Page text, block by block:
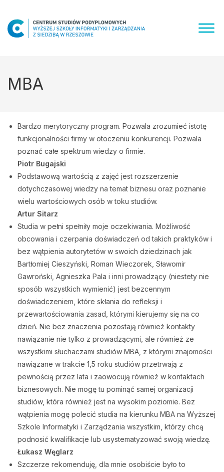
content
MBA
Bardzo merytoryczny program. Pozwala zrozumieć istotę
funkcjonalności firmy w otoczeniu konkurencji. Pozwala
poznać całe spektrum wiedzy o firmie.
Piotr Bugajski
Podstawową wartością z zajęć jest rozszerzenie
dotychczasowej wiedzy na temat biznesu oraz poznanie
wielu wartościowych osób w toku studiów.
Artur Sitarz
Studia w pełni spełniły moje oczekiwania. Możliwość
obcowania i czerpania doświadczeń od takich praktyków i
bez wątpienia autorytetów w swoich dziedzinach jak
Bartłomiej Cieszyński, Roman Wieczorek, Sławomir
Gawroński, Agnieszka Pala i inni prowadzący (niestety nie
sposób wszystkich wymienić) jest bezcennym
doświadczeniem, które skłania do refleksji i
przewartościowania zasad, którymi kierujemy się na co
dzień. Nie bez znaczenia pozostają również kontakty
nawiązanie nie tylko z prowadzącymi, ale również ze
wszystkimi słuchaczami studiów MBA, z którymi znajomości
nawiązane w trakcie 1,5 roku studiów przetrwają z
pewnością przez lata i zaowocują również w kontaktach
biznesowych. Nie mogę tu pominąć samej organizacji
studiów, która również jest na wysokim poziomie. Bez
wątpienia mogę polecić studia na kierunku MBA na Wyższej
Szkole Informatyki i Zarządzania wszystkim, którzy chcą
podnosić kwalifikacje lub usystematyzować swoją wiedzę.
Łukasz Węglarz
Szczerze rekomenduję, dla mnie osobiście było to